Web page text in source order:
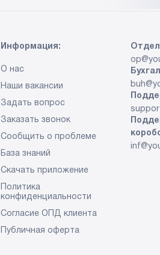
Информация:
О нас
Наши вакансии
Задать вопрос
Заказать звонок
Сообщить о проблеме
База знаний
Скачать приложение
Политика
конфиденциальности
Согласие ОПД клиента
Публичная оферта